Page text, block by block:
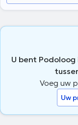
U bent
Voeg uw
Uw